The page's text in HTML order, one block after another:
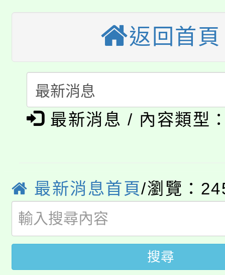
田徑場及游泳池舉行。
桃園市低收入戶享有免
視費優惠，中低收入戶
半價優惠，詳情可洽有
者。
大園自造教育及科技
份教師增能研習
大溪自造教育及科技中
份教師研習
淨零綠生活教案入校路
會
公告本校115學年度第
徵才活動。
YOUNG桃局內行報名
局官網。
8月14至27日，桃園電
開!
115年桃園市運動會8/
田徑場及游泳池舉行。
桃園市低收入戶享有免
返回首頁
最新消息 / 內容類型
最新消息首頁/瀏覽：
搜尋